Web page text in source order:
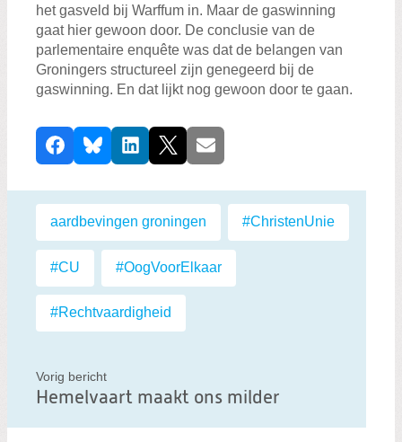
het gasveld bij Warffum in. Maar de gaswinning
gaat hier gewoon door. De conclusie van de
parlementaire enquête was dat de belangen van
Groningers structureel zijn genegeerd bij de
gaswinning. En dat lijkt nog gewoon door te gaan.
D
e
e
l
t
e
i
c
h
FacebookBlueskyLinkedIn
X E-mail
Labels:
aardbevingen groningen #ChristenUnie
#CU #OogVoorElkaar
#Rechtvaardigheid
Vorig bericht
Hemelvaart maakt ons milder